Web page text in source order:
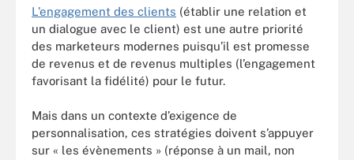
L’engagement des clients (établir une relation et
un dialogue avec le client) est une autre priorité
des marketeurs modernes puisqu’il est promesse
de revenus et de revenus multiples (l’engagement
favorisant la fidélité) pour le futur.
Mais dans un contexte d’exigence de
personnalisation, ces stratégies doivent s’appuyer
sur « les évènements » (réponse à un mail, non